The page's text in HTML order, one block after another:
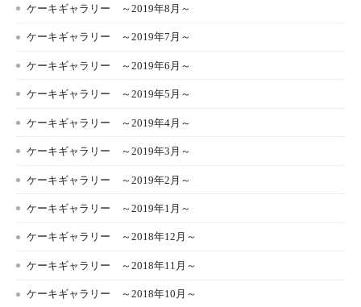
ケーキギャラリー ～2019年8月～
ケーキギャラリー ～2019年7月～
ケーキギャラリー ～2019年6月～
ケーキギャラリー ～2019年5月～
ケーキギャラリー ～2019年4月～
ケーキギャラリー ～2019年3月～
ケーキギャラリー ～2019年2月～
ケーキギャラリー ～2019年1月～
ケーキギャラリー ～2018年12月～
ケーキギャラリー ～2018年11月～
ケーキギャラリー ～2018年10月～